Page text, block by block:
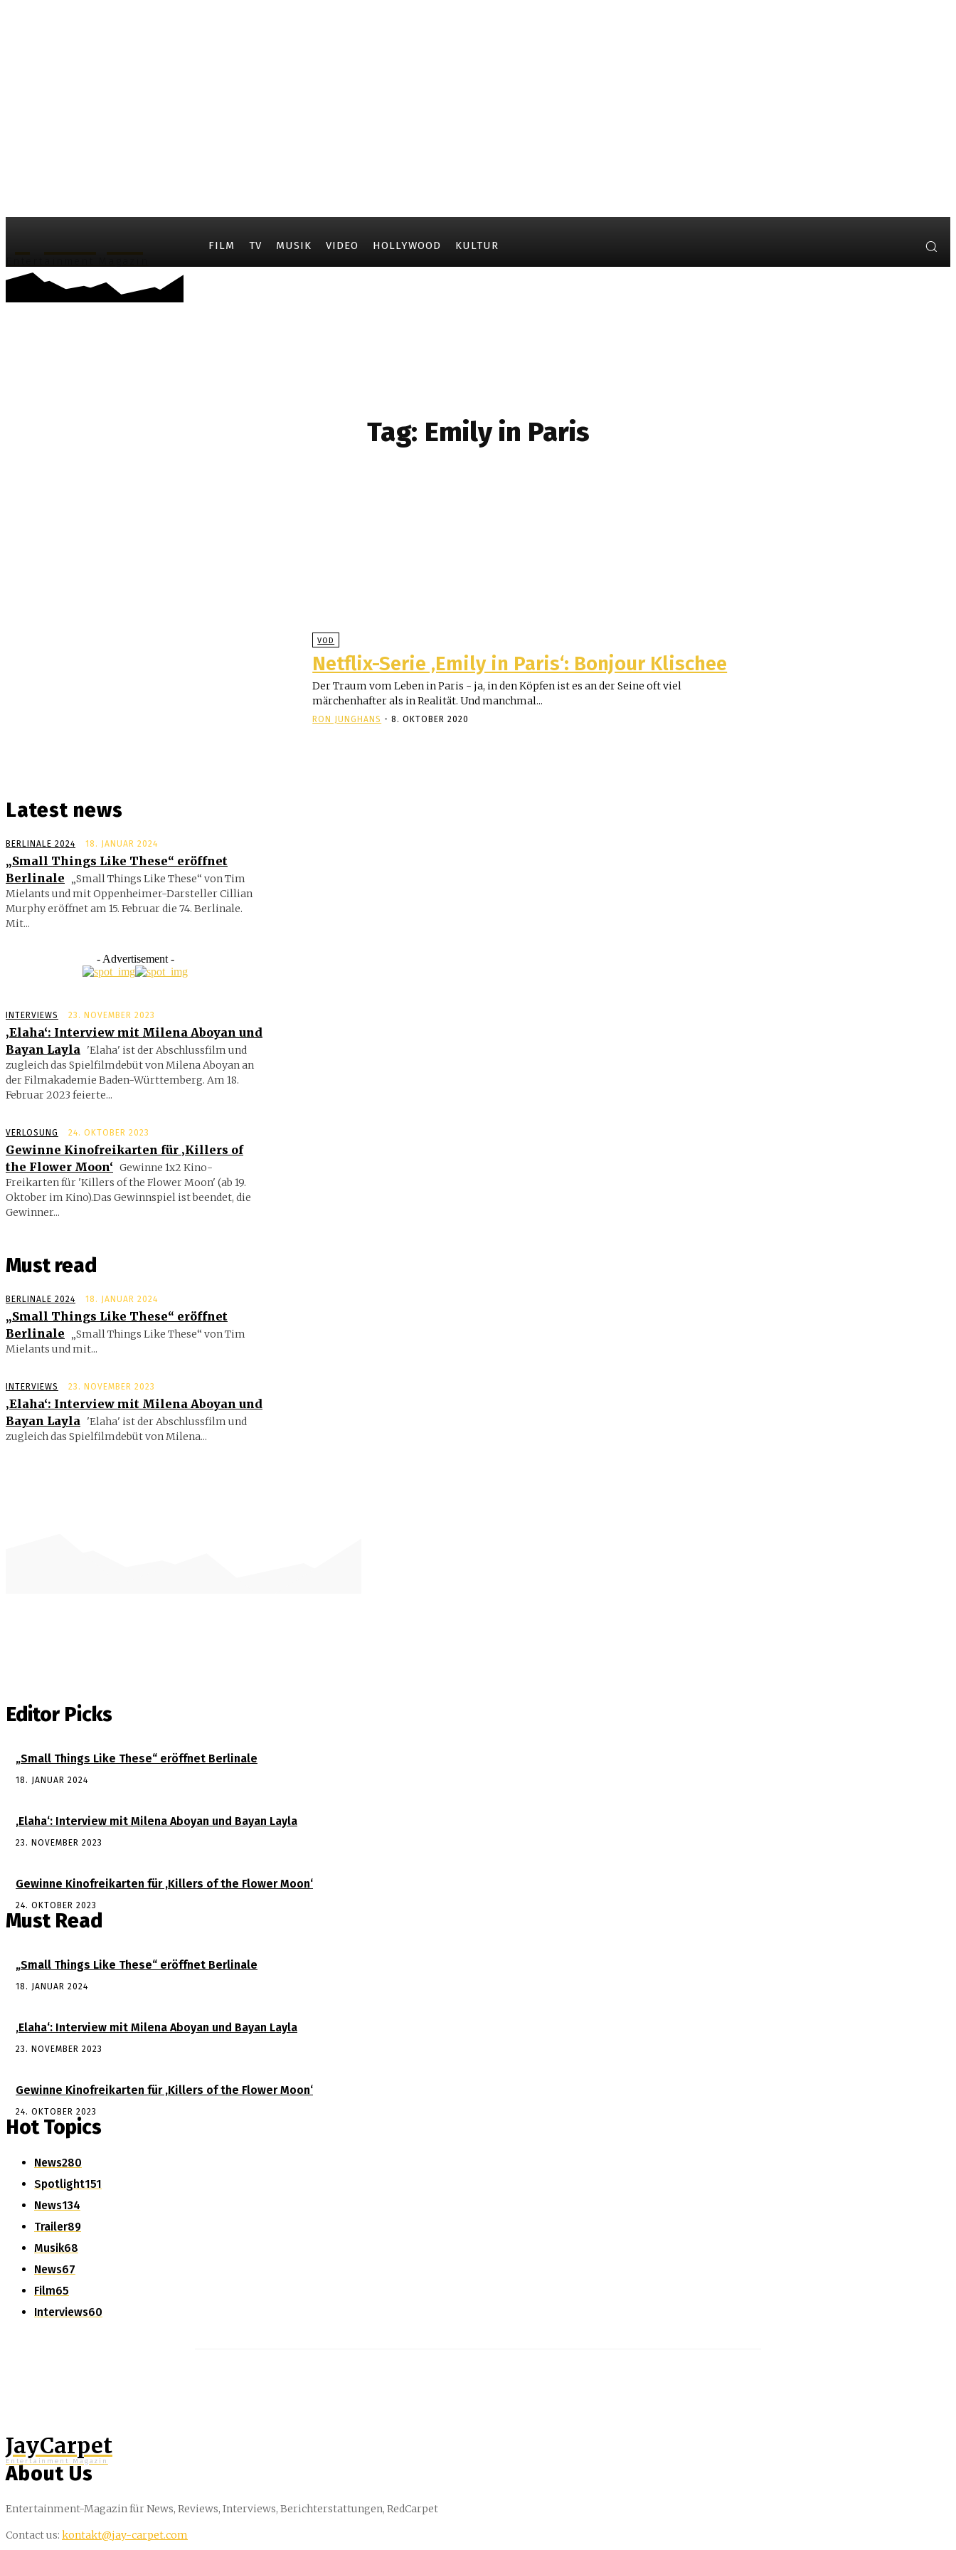
FILM TV MUSIK VIDEO HOLLYWOOD KULTUR
Tag: Emily in Paris
VOD
Netflix-Serie ‚Emily in Paris‘: Bonjour Klischee
Der Traum vom Leben in Paris - ja, in den Köpfen ist es an der Seine oft viel
märchenhafter als in Realität. Und manchmal...
RON JUNGHANS - 8. OKTOBER 2020
Latest news
BERLINALE 2024 18. JANUAR 2024
„Small Things Like These“ eröffnet
Berlinale
„Small Things Like These“ von Tim
Mielants und mit Oppenheimer-Darsteller Cillian
Murphy eröffnet am 15. Februar die 74. Berlinale.
Mit...
- Advertisement -
INTERVIEWS 23. NOVEMBER 2023
‚Elaha‘: Interview mit Milena Aboyan und
Bayan Layla 'Elaha' ist der Abschlussfilm und
zugleich das Spielfilmdebüt von Milena Aboyan an
der Filmakademie Baden-Württemberg. Am 18.
Februar 2023 feierte...
VERLOSUNG 24. OKTOBER 2023
Gewinne Kinofreikarten für ‚Killers of
the Flower Moon‘ Gewinne 1x2 Kino-
Freikarten für 'Killers of the Flower Moon' (ab 19.
Oktober im Kino).Das Gewinnspiel ist beendet, die
Gewinner...
Must read
BERLINALE 2024 18. JANUAR 2024
„Small Things Like These“ eröffnet
Berlinale
„Small Things Like These“ von Tim
Mielants und mit...
INTERVIEWS 23. NOVEMBER 2023
‚Elaha‘: Interview mit Milena Aboyan und
Bayan Layla 'Elaha' ist der Abschlussfilm und
zugleich das Spielfilmdebüt von Milena...
Editor Picks
„Small Things Like These“ eröffnet Berlinale
18. JANUAR 2024
‚Elaha‘: Interview mit Milena Aboyan und Bayan Layla
23. NOVEMBER 2023
Gewinne Kinofreikarten für ‚Killers of the Flower Moon‘
24. OKTOBER 2023
Must Read
„Small Things Like These“ eröffnet Berlinale
18. JANUAR 2024
‚Elaha‘: Interview mit Milena Aboyan und Bayan Layla
23. NOVEMBER 2023
Gewinne Kinofreikarten für ‚Killers of the Flower Moon‘
24. OKTOBER 2023
Hot Topics
News280
Spotlight151
News134
Trailer89
Musik68
News67
Film65
Interviews60
JayCarpet
Entertainment Magazin
About Us
Entertainment-Magazin für News, Reviews, Interviews, Berichterstattungen, RedCarpet
Contact us: kontakt@jay-carpet.com